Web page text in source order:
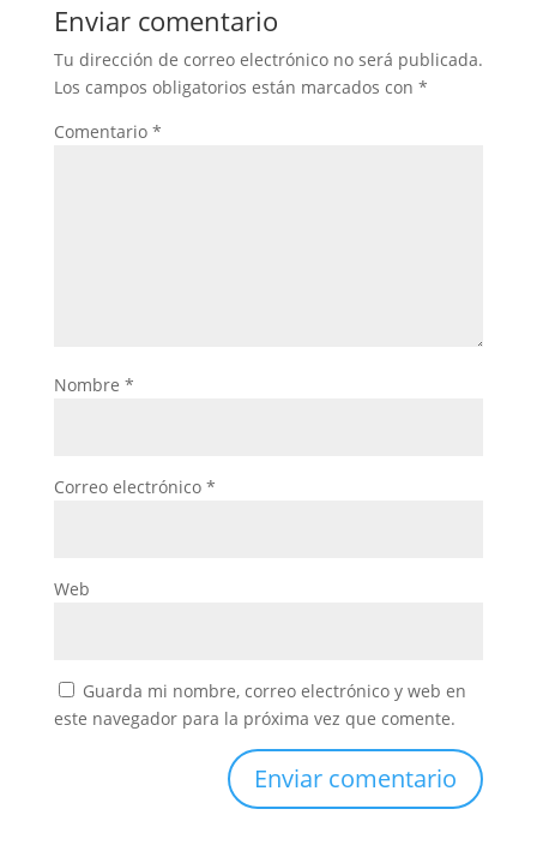
Enviar comentario
Tu dirección de correo electrónico no será publicada.
Los campos obligatorios están marcados con *
Comentario *
Nombre *
Correo electrónico *
Web
Guarda mi nombre, correo electrónico y web en
este navegador para la próxima vez que comente.